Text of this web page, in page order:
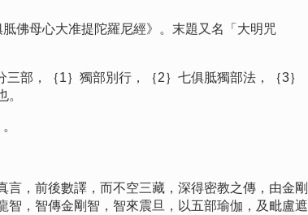
佛母心大准提陀羅尼經》。末題又名「大明咒
部，｛1｝獨部別行，｛2｝七俱胝獨部法，｛3｝
，前後數譯，而不空三藏，深得密教之傳，由金剛
，智傳金剛智，智來震旦，以五部瑜伽，及毗盧遮